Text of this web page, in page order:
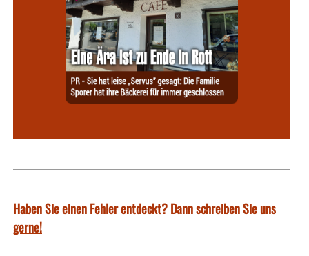
Haben Sie einen Fehler entdeckt? Dann schreiben Sie uns
gerne!